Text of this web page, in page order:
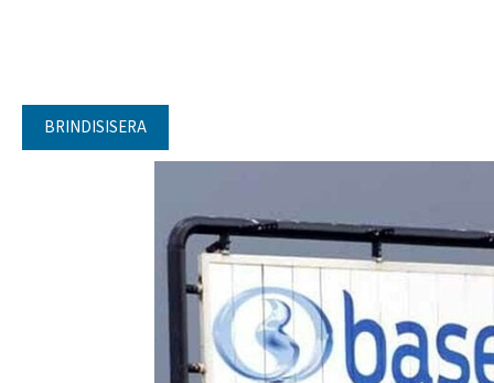
BRINDISISERA